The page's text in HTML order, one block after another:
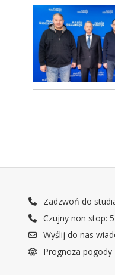
Zadzwoń do
Czujny non stop:
Wyślij do nas
Prognoza pogody